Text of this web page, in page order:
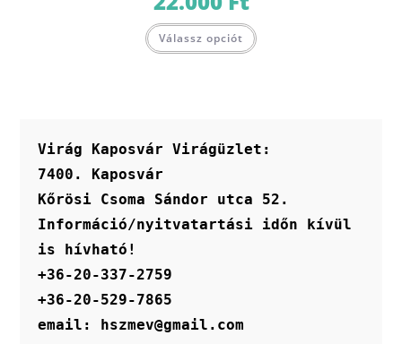
Válassz opciót
Virág Kaposvár Virágüzlet:
7400. Kaposvár
Kőrösi Csoma Sándor utca 52.
Információ/nyitvatartási időn kívül
is hívható!
+36-20-337-2759
+36-20-529-7865
email: hszmev@gmail.com